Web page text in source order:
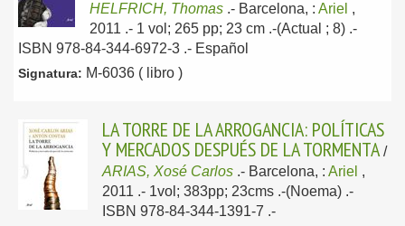
HELFRICH, Thomas .- Barcelona, : Ariel ,
2011 .- 1 vol; 265 pp; 23 cm .-(Actual ; 8) .-
ISBN 978-84-344-6972-3 .- Español
Signatura: M-6036 ( libro )
LA TORRE DE LA ARROGANCIA: POLÍTICAS
Y MERCADOS DESPUÉS DE LA TORMENTA /
ARIAS, Xosé Carlos .- Barcelona, : Ariel ,
2011 .- 1vol; 383pp; 23cms .-(Noema) .-
ISBN 978-84-344-1391-7 .-